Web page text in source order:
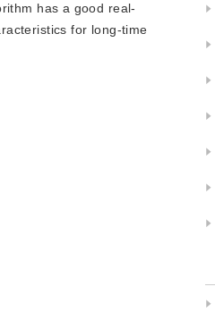
has a good real-
for long-time